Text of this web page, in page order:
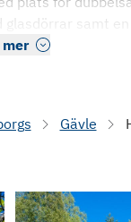
samt en
Gävle